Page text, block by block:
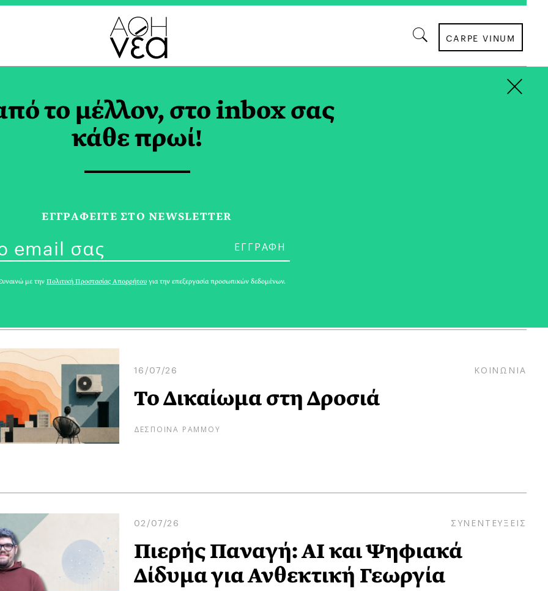
CARPE VINUM
ΑΛΛΑΓΗ TAG
Prediction Markets: Παίζοντας με τη
ΚΥΒΕΛΗ ΧΑΤΖΗΖΗΣΗ
16/07/26 ΚΟΙΝΩΝΙΑ
Το Δικαίωμα στη Δροσιά
ΔΕΣΠΟΙΝΑ ΡΑΜΜΟΥ
02/07/26 ΣΥΝΕΝΤΕΥΞΕΙΣ
Πιερής Παναγή: ΑΙ και Ψηφιακά
Δίδυμα για Ανθεκτική Γεωργία
το μέλλον, στο inbox σας
κάθε πρωί!
ΕΓΓPΑΦΕΙΤΕ ΣΤΟ NEWSLETTER
με την Πολιτική Προστασίας Απορρήτου για την επεξεργασία προσωπικών δεδομένων.
×